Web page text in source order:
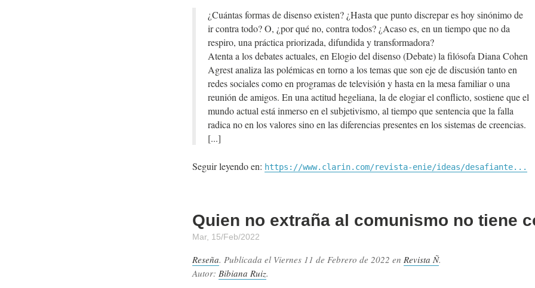
¿Cuántas formas de disenso existen? ¿Hasta que punto discrepar es hoy sinónimo de
ir contra todo? O, ¿por qué no, contra todos? ¿Acaso es, en un tiempo que no da
respiro, una práctica priorizada, difundida y transformadora?
Atenta a los debates actuales, en Elogio del disenso (Debate) la filósofa Diana Cohen
Agrest analiza las polémicas en torno a los temas que son eje de discusión tanto en
redes sociales como en programas de televisión y hasta en la mesa familiar o una
reunión de amigos. En una actitud hegeliana, la de elogiar el conflicto, sostiene que el
mundo actual está inmerso en el subjetivismo, al tiempo que sentencia que la falla
radica no en los valores sino en las diferencias presentes en los sistemas de creencias.
Seguir leyendo en: https://www.clarin.com/revista-enie/ideas/desafiante...
Quien no extraña al comunismo no tiene
Mar, 15/Feb/2022
Reseña. Publicada el Viernes 11 de Febrero de 2022 en Revista Ñ.
Autor: Bibiana Ruiz.